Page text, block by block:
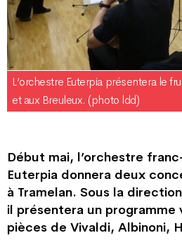
L’orchestre Euterpia présentera le
et aux Breuleux. (photo ldd)
Début mai, l’orchestre
Euterpia donnera deux
à Tramelan. Sous la
il présentera un programme
pièces de Vivaldi, Albinoni,